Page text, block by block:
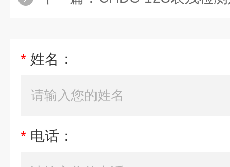
* 姓名：
* 电话：